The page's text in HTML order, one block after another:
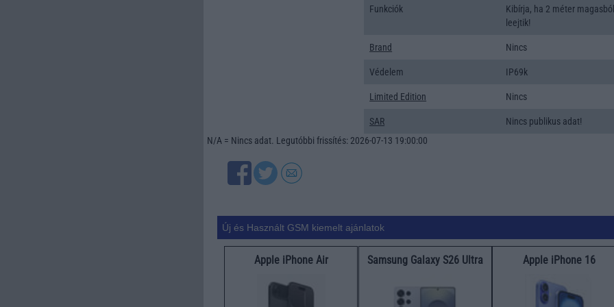
Funkciók
Kibírja, ha 2 méter
leejtik!
Brand Nincs
Védelem IP69k
Limited Edition Nincs
SAR
Nincs publikus adat!
N/A = Nincs adat. Legutóbbi frissítés: 2026-07-13 19:00:00
Új és Használt GSM kiemelt ajánlatok
Apple iPhone Air Samsung Galaxy S26 Ultra Apple iPhone 16